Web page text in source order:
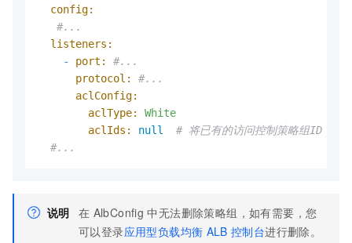
config:
#...
listeners:
-
port:
#...
protocol:
#...
aclConfig:
aclType:
White
aclIds:
null
# 将已有的访问控制策略组ID（
#...
说明 在 AlbConfig 中无法删除策略组，如有需要，您
可以登录应用型负载均衡 ALB 控制台进行删除。